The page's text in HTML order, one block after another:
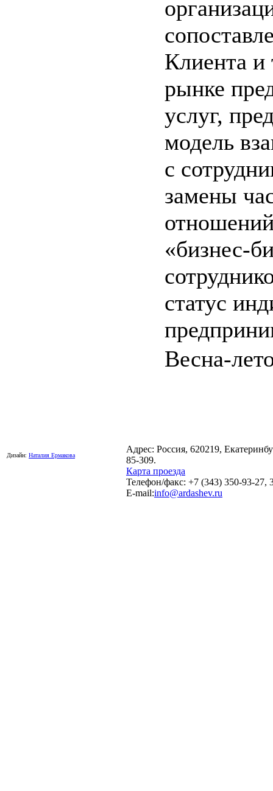
Клиента и
рынке
услуг,
модель
с
замены
«бизнес-
статус
Весна-
Дизайн: Наталия Ермакова
Адрес: Россия, 620219,
85-309.
Карта проезда
Телефон/факс: +7 (343) 350-93-27,
E-mail:info@ardashev.ru